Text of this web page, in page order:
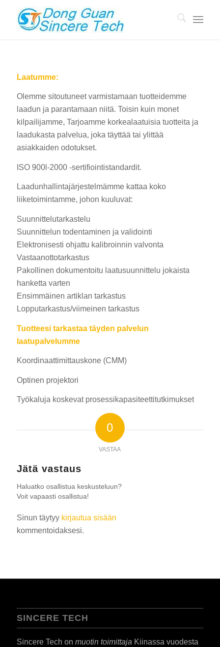
Laatumme:
Olemme sitoutuneet varmistamaan tuotteidemme
laadun ja parantamaan niitä. Toisin kuin monet
kilpailijamme, Tarjoamme korkealaatuisia tuotteita ja
laadukasta palvelua, joka täyttää tai ylittää
asiakkaiden odotukset.
ISO 900l-2000 -sertifiointistandardit.
Laadunhallintajärjestelmämme kattaa koko
liiketoimintamme, johon kuuluvat:
Suunnittelutarkastelu
Suunnittelun todentaminen ja validointi
Elektronisesti ohjattu kalibroinnin valvonta
Vastaanottotarkastus
Pakollinen dokumentoitu laatusuunnittelu jokaista
hanketta varten
Ensimmäinen artiklan tarkastus
Lopputarkastus/viimeinen tarkastus
Tuotteesi tarkastaa täyden palvelun
laatupalvelumme
Koordinaattimittauskone (CMM)
Optinen projektori
Työkaluja koskevat prosessikapasiteettitutkimukset
0
VASTAA
Jätä vastaus
Haluatko osallistua keskusteluun?
Voit vapaasti osallistua!
Sinun täytyy kirjautua sisään
kommentoidaksesi.
SINCERE TECH
Sincere Tech on muotin toimittajaKiinassa vuodesta